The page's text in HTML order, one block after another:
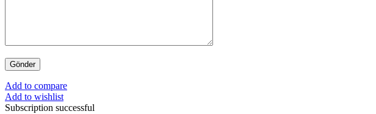
Add to compare
Add to wishlist
Subscription successful